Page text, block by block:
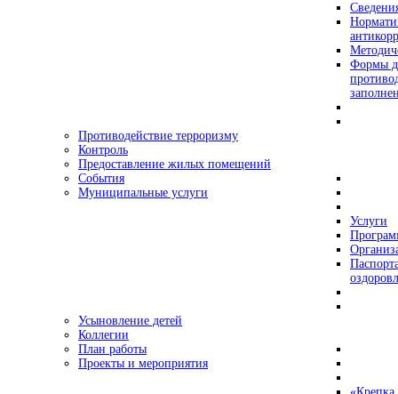
Формы
Противодействие терроризму
Контроль
Предоставление жилых помещений
События
Муниципальные услуги
Услуги
Усыновление детей
Коллегии
План работы
Проекты и мероприятия